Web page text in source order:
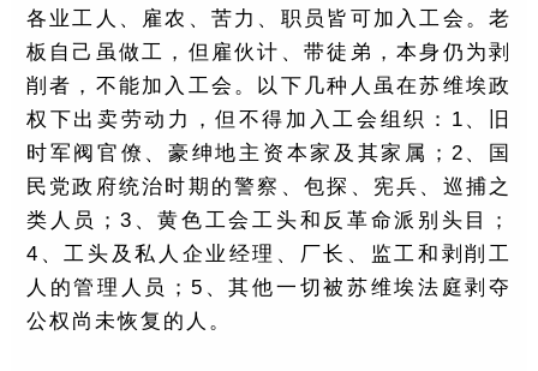
各业工人、雇农、苦力、职员皆可加入工会。老
板自己虽做工，但雇伙计、带徒弟，本身仍为剥
削者，不能加入工会。以下几种人虽在苏维埃政
权下出卖劳动力，但不得加入工会组织：1、旧
时军阀官僚、豪绅地主资本家及其家属；2、国
民党政府统治时期的警察、包探、宪兵、巡捕之
类人员；3、黄色工会工头和反革命派别头目；
4、工头及私人企业经理、厂长、监工和剥削工
人的管理人员；5、其他一切被苏维埃法庭剥夺
公权尚未恢复的人。